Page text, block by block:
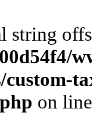
string
on